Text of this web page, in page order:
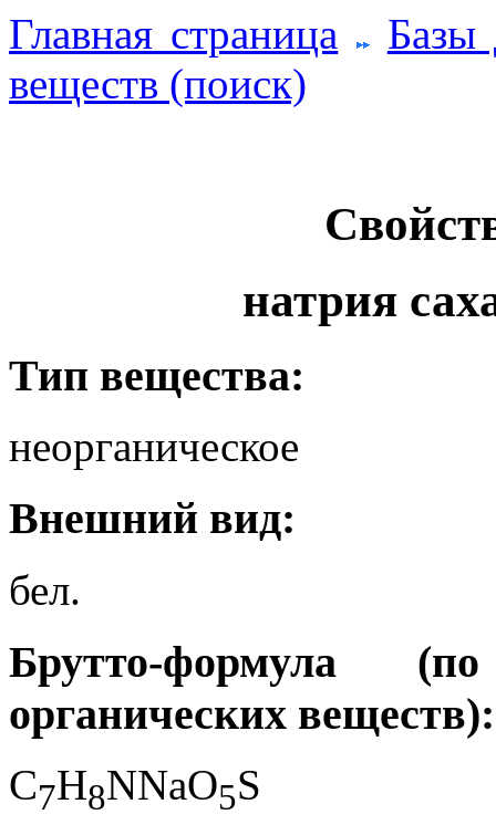
Главная страница
Базы
веществ (поиск)
натрия
Тип вещества:
неорганическое
Внешний вид:
бел.
Брутто-формула
органических веществ):
C7H8NNaO5S